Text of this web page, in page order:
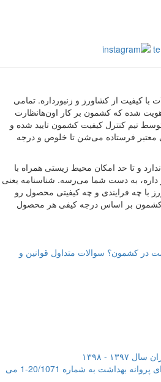
از کشاورز و زنبورداره. تمامی
شده که کشمون بر کار اون‌هانظارت
تیم کنترل کیفیت کشمون تایید شده و
فرستاده می‌شن تا خلوص و درجه
و تا حد امکان محیط زیستی همراه با
به دست شما می‌رسه. شناسنامه یعنی
چه فرایندی و چه کیفیتی محصول رو
بر اساس درجه کیفی هر محصول
در کشمون؟ سوالات متداول قوانین و